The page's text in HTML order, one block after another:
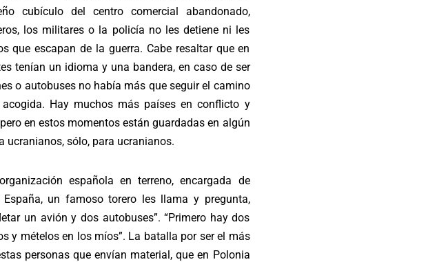
cubículo del centro comercial abandonado,
los militares o la policía no les detiene ni les
que escapan de la guerra. Cabe resaltar que en
tenían un idioma y una bandera, en caso de ser
o autobuses no había más que seguir el camino
Hay muchos más países en conflicto y
en estos momentos están guardadas en algún
ucranianos, sólo, para ucranianos.
española en terreno, encargada de
un famoso torero les llama y pregunta,
un avión y dos autobuses”. “Primero hay dos
y mételos en los míos”. La batalla por ser el más
personas que envían material, que en Polonia